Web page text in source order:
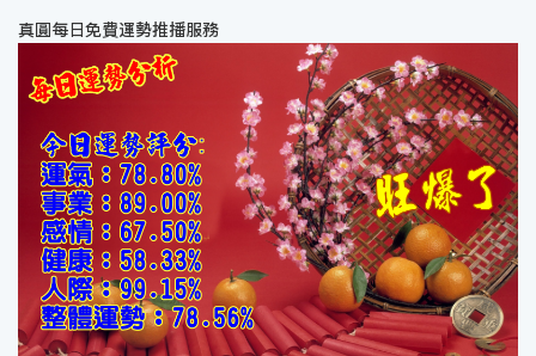
真圓每日免費運勢推播服務